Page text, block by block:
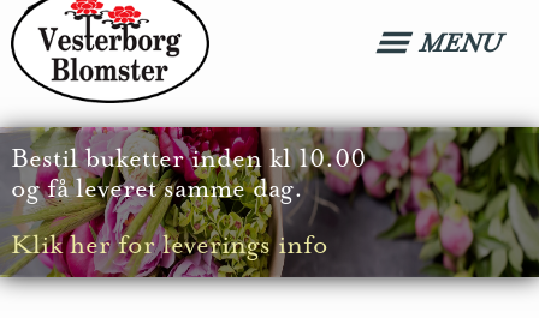
MENU
Bestil buketter inden kl 10.00
og få leveret samme dag.
Klik her for leverings info